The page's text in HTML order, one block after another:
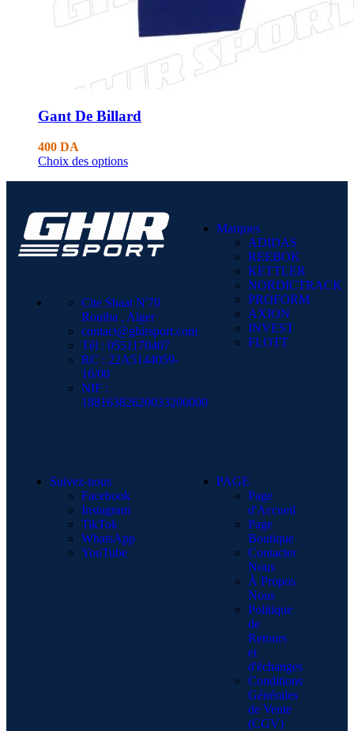
Gant De Billard
400 DA
Choix des options
Cite Sbaat N'70
Rouiba , Alger
contact@ghirsport.com
Tél : 0551170407
RC : 22A5144059-
16/00
NIF :
18816382620033200000
Marques
ADIDAS
REEBOK
KETTLER
NORDICTRACK
PROFORM
AXION
INVEST
FLOTT
Suivez-nous
Facebook
Instagram
TikTok
WhatsApp
YouTube
PAGE
Page
d'Accueil
Page
Boutique
Contacter
Nous
À Propos
Nous
Politique
de
Retours
et
d'échanges
Conditions
Générales
de Vente
(CGV)